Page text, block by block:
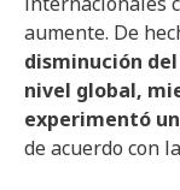
aumente. De
disminución
nivel global,
experimentó
de acuerdo con